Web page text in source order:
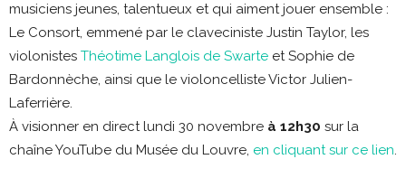
musiciens jeunes, talentueux et qui aiment jouer ensemble :
Le Consort, emmené par le claveciniste Justin Taylor, les
violonistes Théotime Langlois de Swarte et Sophie de
Bardonnèche, ainsi que le violoncelliste Victor Julien-
Laferrière.
À visionner en direct lundi 30 novembre à 12h30 sur la
chaîne YouTube du Musée du Louvre, en cliquant sur ce lien.